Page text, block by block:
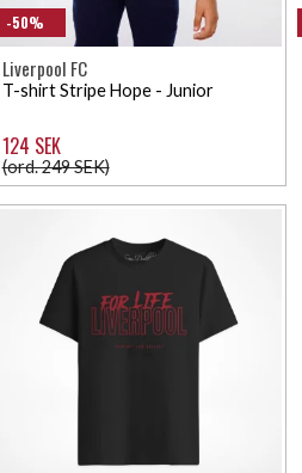
-50%
Liverpool FC
T-shirt Stripe Hope - Junior
124 SEK
(ord. 249 SEK)